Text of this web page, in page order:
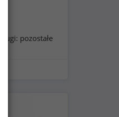
usługi: pozostałe